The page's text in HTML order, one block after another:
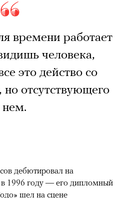
времени работает
человека,
это действо со
отсутствующего
нем.
дебютировал на
в 1996 году — его дипломный
шел на сцене